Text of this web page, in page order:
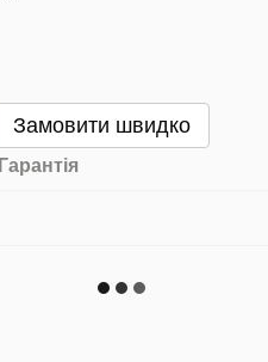
Замовити швидко
Гарантія